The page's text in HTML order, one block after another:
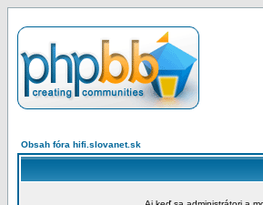
Obsah fóra hifi.slovanet.sk